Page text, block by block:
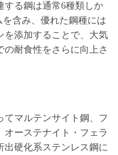
する鋼は通常6種類しか
を含み、優れた鋼種には
を添加することで、大気
の耐食性をさらに向上さ
てマルテンサイト鋼、フ
オーステナイト・フェラ
出硬化系ステンレス鋼に